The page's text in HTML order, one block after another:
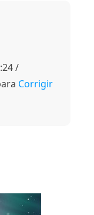
/
Corrigir